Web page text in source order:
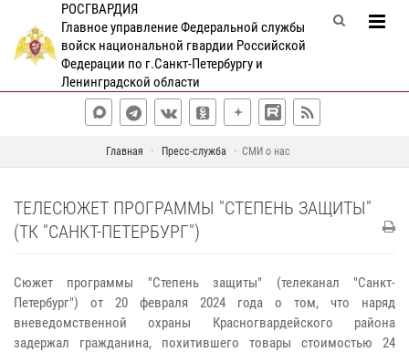
РОСГВАРДИЯ
Главное управление Федеральной службы
войск национальной гвардии Российской
Федерации по г.Санкт-Петербургу и
Ленинградской области
Главная Пресс-служба СМИ о нас
ТЕЛЕСЮЖЕТ ПРОГРАММЫ "СТЕПЕНЬ ЗАЩИТЫ"
(ТК "САНКТ-ПЕТЕРБУРГ")
Сюжет программы "Степень защиты" (телеканал "Санкт-
Петербург") от 20 февраля 2024 года о том, что наряд
вневедомственной охраны Красногвардейского района
задержал гражданина, похитившего товары стоимостью 24